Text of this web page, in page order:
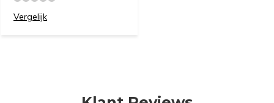
Vergelijk